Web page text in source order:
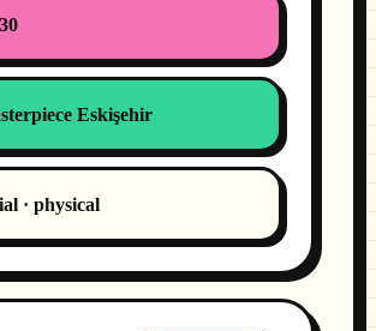
Eskişehir
· physical